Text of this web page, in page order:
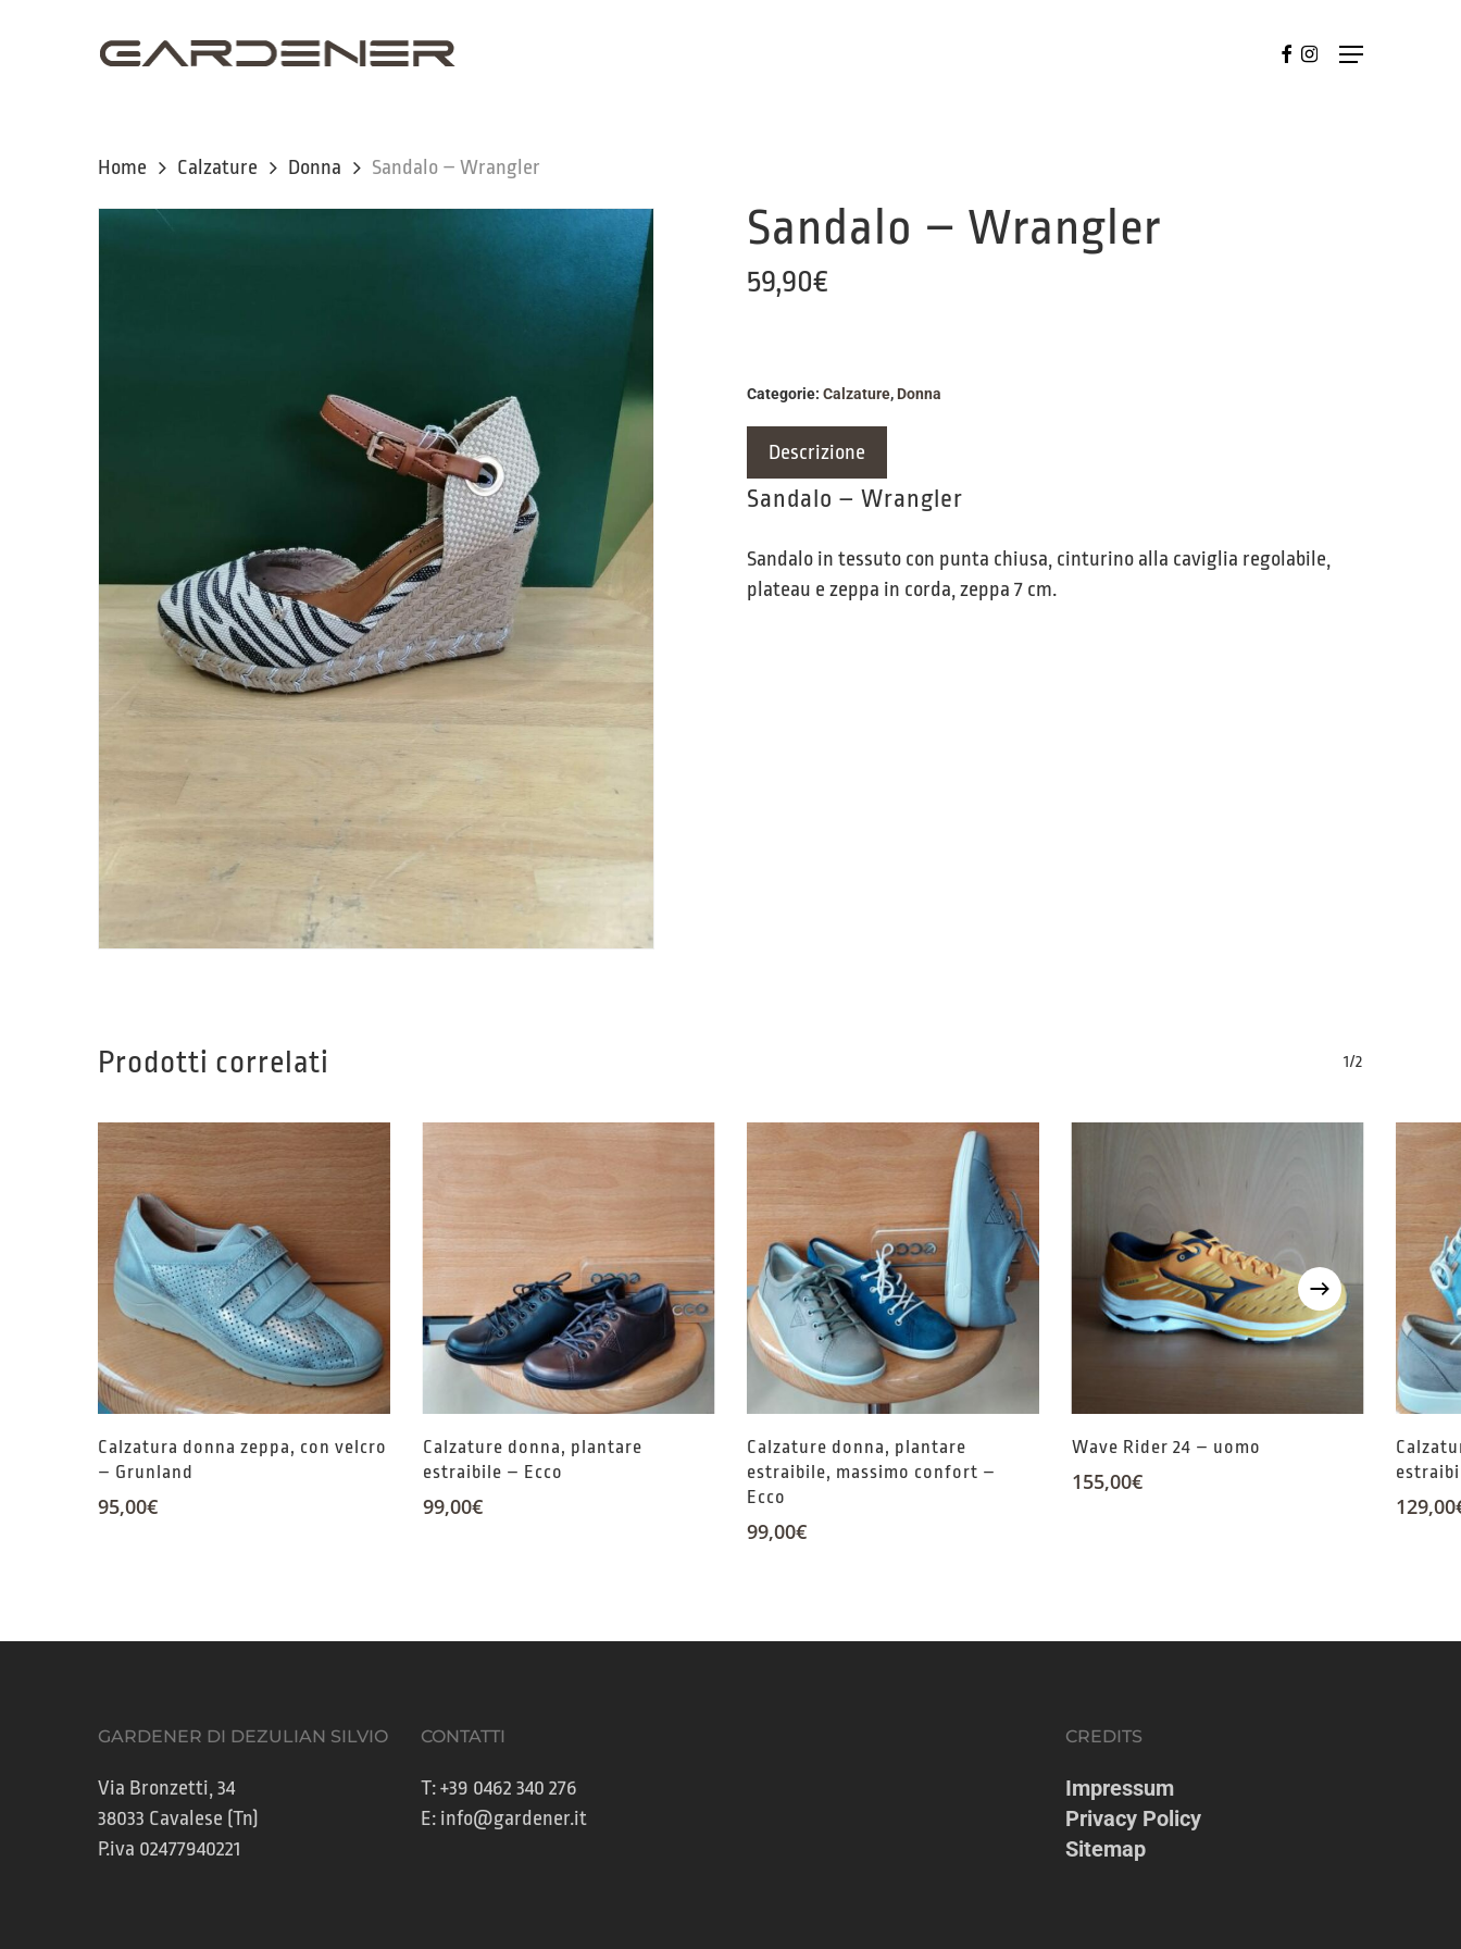
Menu
FACEBOOK
INSTAGRAM
Home Calzature Donna Sandalo – Wrangler
Sandalo – Wrangler
59,90€
Categorie: Calzature, Donna
Descrizione
Sandalo – Wrangler
Sandalo in tessuto con punta chiusa, cinturino alla caviglia regolabile,
plateau e zeppa in corda, zeppa 7 cm.
Prodotti correlati 1/2
Calzatura donna zeppa, con velcro
– Grunland
95,00€
Calzature donna, plantare
estraibile – Ecco
99,00€
Calzature donna, plantare
estraibile, massimo confort –
Ecco
99,00€
Wave Rider 24 – uomo
155,00€
129,00
GARDENER DI DEZULIAN SILVIO
Via Bronzetti, 34
38033 Cavalese (Tn)
P.iva 02477940221
CONTATTI
T:+39 0462 340 276
E: info@gardener.it
CREDITS
Impressum
Privacy Policy
Sitemap